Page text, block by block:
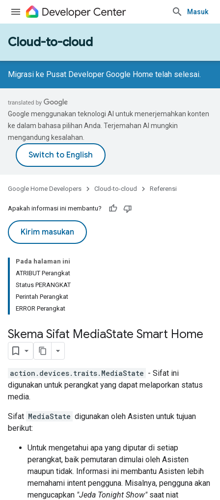
Masuk
Cloud-to-cloud
Migrasi ke Pusat Developer Google Home telah selesai.
Google menggunakan teknologi AI untuk menerjemahkan konten
ke dalam bahasa pilihan Anda. Terjemahan AI mungkin
mengandung kesalahan.
Google Home Developers Cloud-to-cloud Referensi
Apakah informasi ini membantu?
Kirim masukan
Pada halaman ini
ATRIBUT Perangkat
Status PERANGKAT
Perintah Perangkat
ERROR Perangkat
Skema Sifat MediaState Smart Home
action.devices.traits.MediaState - Sifat ini
digunakan untuk perangkat yang dapat melaporkan status
media.
Sifat MediaState digunakan oleh Asisten untuk tujuan
berikut:
Untuk mengetahui apa yang diputar di setiap
perangkat, baik pemutaran dimulai oleh Asisten
maupun tidak. Informasi ini membantu Asisten lebih
memahami intent pengguna. Misalnya, pengguna akan
mengucapkan "Jeda Tonight Show"saat niat